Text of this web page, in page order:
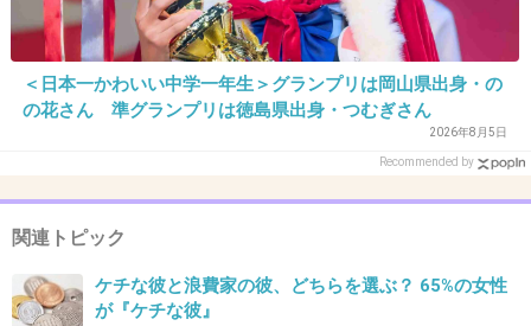
39. 匿名2013/12/03(火) 19:44:37
売名決定〜＼(^o^)／
言いたくて言いたくて仕方ないような様子
大倉くんえらい迷惑
+156 -1
＜日本一かわいい中学一年生＞グランプリは岡山県出身・の
の花さん 準グランプリは徳島県出身・つむぎさん
2026年8月5日
Recommended by
関連トピック
ケチな彼と浪費家の彼、どちらを選ぶ？ 65%の女性
が『ケチな彼』